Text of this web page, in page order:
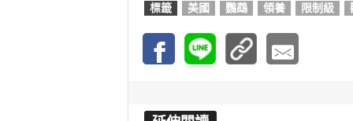
標籤 美國 鸚鵡 領養 限制級